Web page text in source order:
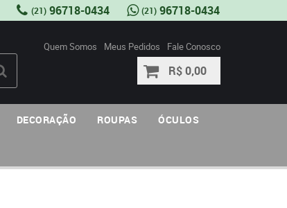
(21) 96718-0434 (21) 96718-0434
Quem Somos Meus Pedidos Fale Conosco
R$ 0,00
DECORAÇÃO ROUPAS ÓCULOS